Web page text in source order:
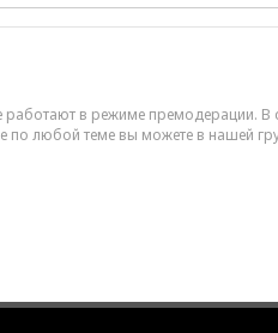
работают в режиме премодерации. В
по любой теме вы можете в нашей